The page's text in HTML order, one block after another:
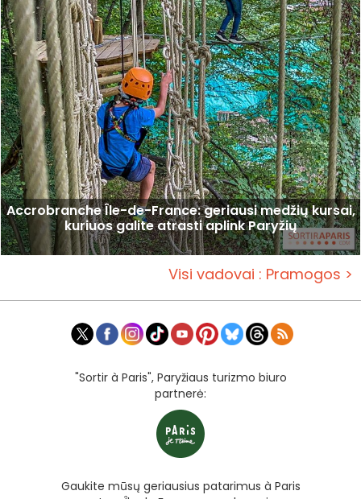
Accrobranche Île-de-France: geriausi medžių kursai,
kuriuos galite atrasti aplink Paryžių
Visi vadovai : Pramogos >
"Sortir à Paris", Paryžiaus turizmo biuro
partnerė:
Gaukite mūsų geriausius patarimus à Paris